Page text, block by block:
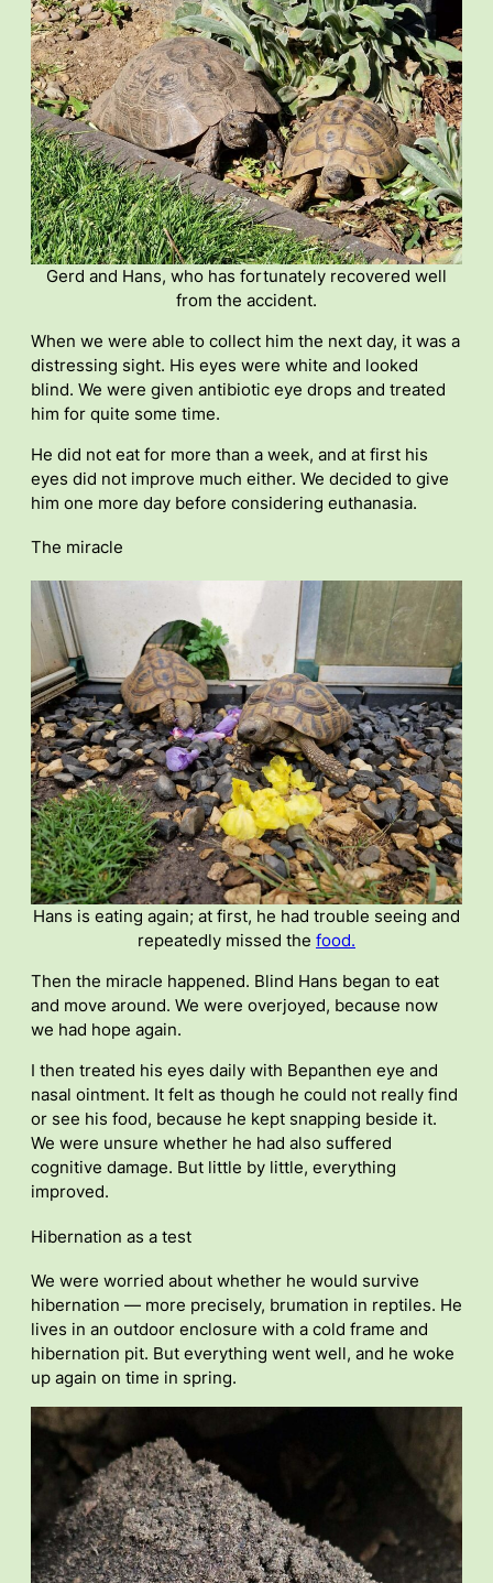
Gerd and Hans, who has fortunately recovered well
from the accident.
When we were able to collect him the next day, it was a
distressing sight. His eyes were white and looked
blind. We were given antibiotic eye drops and treated
him for quite some time.
He did not eat for more than a week, and at first his
eyes did not improve much either. We decided to give
him one more day before considering euthanasia.
The miracle
Hans is eating again; at first, he had trouble seeing and
repeatedly missed the food.
Then the miracle happened. Blind Hans began to eat
and move around. We were overjoyed, because now
we had hope again.
I then treated his eyes daily with Bepanthen eye and
nasal ointment. It felt as though he could not really find
or see his food, because he kept snapping beside it.
We were unsure whether he had also suffered
cognitive damage. But little by little, everything
improved.
Hibernation as a test
We were worried about whether he would survive
hibernation — more precisely, brumation in reptiles. He
lives in an outdoor enclosure with a cold frame and
hibernation pit. But everything went well, and he woke
up again on time in spring.